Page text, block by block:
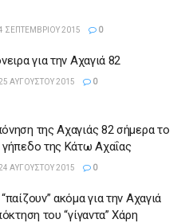
ΣΕΠΤΕΜΒΡΊΟΥ 2015 0
για την Αχαγιά 82
ΑΥΓΟΎΣΤΟΥ 2015 0
της Αχαγιάς 82 σήμερα το
της Κάτω Αχαΐας
ΑΥΓΟΎΣΤΟΥ 2015 0
ακόμα για την Αχαγιά
του “γίγαντα” Χάρη